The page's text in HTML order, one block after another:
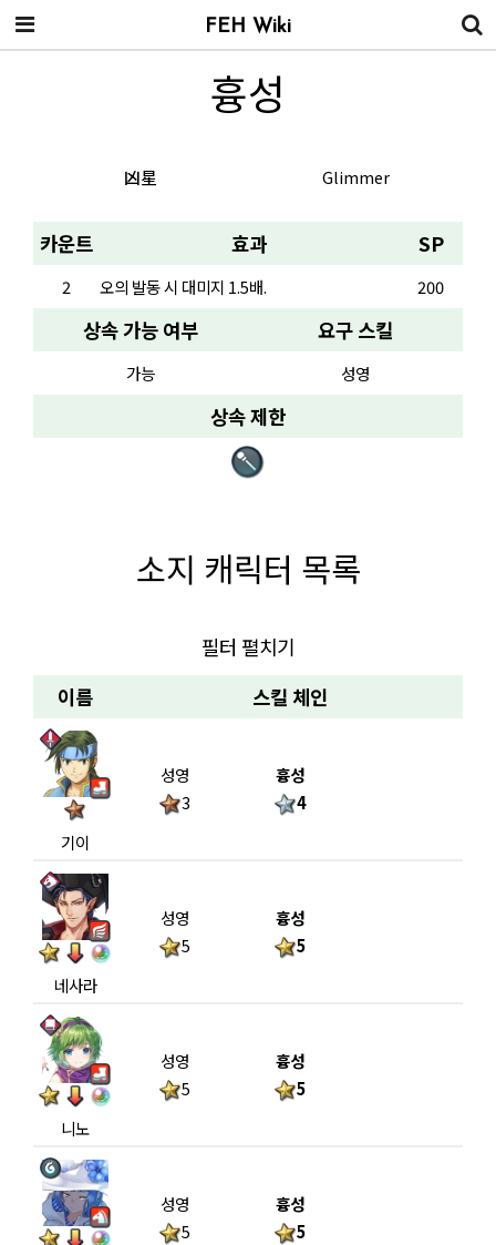
흉성
凶星 Glimmer
카운트 효과 SP
2 오의 발동 시 대미지 1.5배. 200
상속 가능 여부 요구 스킬
가능 성영
상속 제한
소지 캐릭터 목록
필터 펼치기
이름 스킬 체인
기이
성영
3
흉성
4
네사라
성영
5
흉성
5
니노
성영
5
흉성
5
성영
5
흉성
5
FEH Wiki